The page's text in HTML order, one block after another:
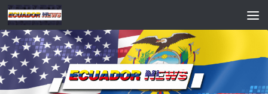
Saltar al contenido